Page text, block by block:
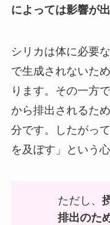
によっては影響が
シリカは体に必要
で生成されないた
ります。その一方
から排出されるた
分です。したがっ
を及ぼす」という
ただし、
排出のた